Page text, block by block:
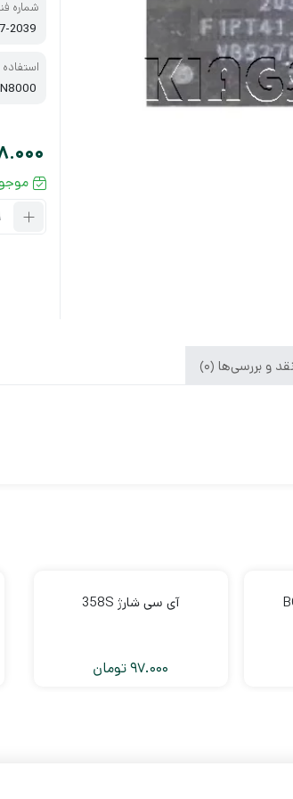
شماره
2039
نقد و بررسی‌ها (0)
آی سی شارژ 358S
97.000تومان